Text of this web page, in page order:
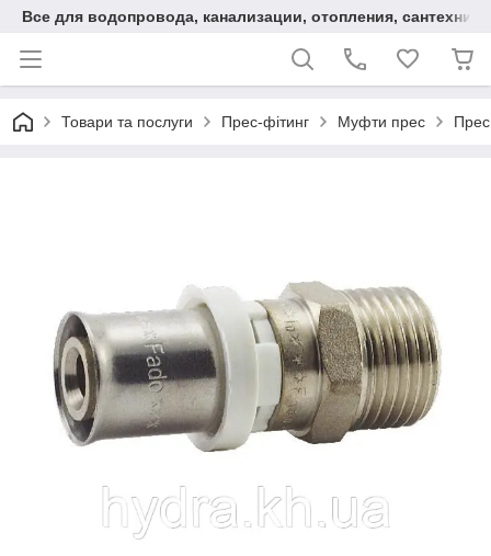
Все для водопровода, канализации, отопления, сантехники
Товари та послуги Прес-фітинг Муфти прес